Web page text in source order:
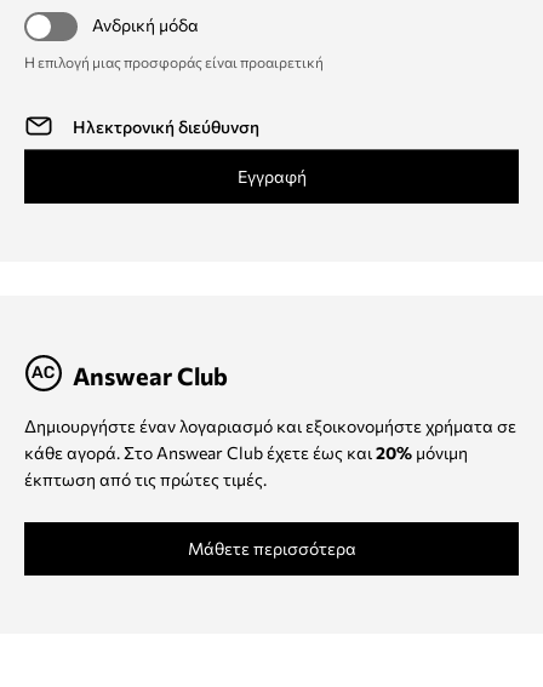
Ανδρική μόδα
Η επιλογή μιας προσφοράς είναι προαιρετική
Εγγραφή
Answear Club
Δημιουργήστε έναν λογαριασμό και εξοικονομήστε χρήματα σε
κάθε αγορά. Στο Answear Club έχετε έως και 20% μόνιμη
έκπτωση από τις πρώτες τιμές.
Μάθετε περισσότερα